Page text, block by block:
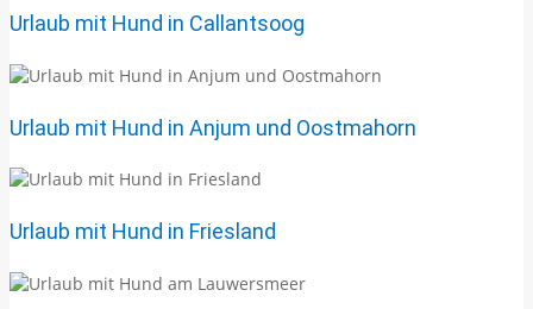
Urlaub mit Hund in Callantsoog
Urlaub mit Hund in Anjum und Oostmahorn
Urlaub mit Hund in Friesland